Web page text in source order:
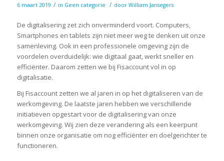
6 maart 2019 / in Geen categorie / door William Jansegers
De digitalisering zet zich onverminderd voort. Computers,
Smartphones en tablets zijn niet meer weg te denken uit onze
samenleving. Ook in een professionele omgeving zijn de
voordelen overduidelijk: wie digitaal gaat, werkt sneller en
efficiënter. Daarom zetten we bij Fisaccount vol in op
digitalisatie.
Bij Fisaccount zetten we al jaren in op het digitaliseren van de
werkomgeving. De laatste jaren hebben we verschillende
initiatieven opgestart voor de digitalisering van onze
werkomgeving. Wij zien deze verandering als een keerpunt
binnen onze organisatie om nog efficiënter en doelgerichter te
functioneren.